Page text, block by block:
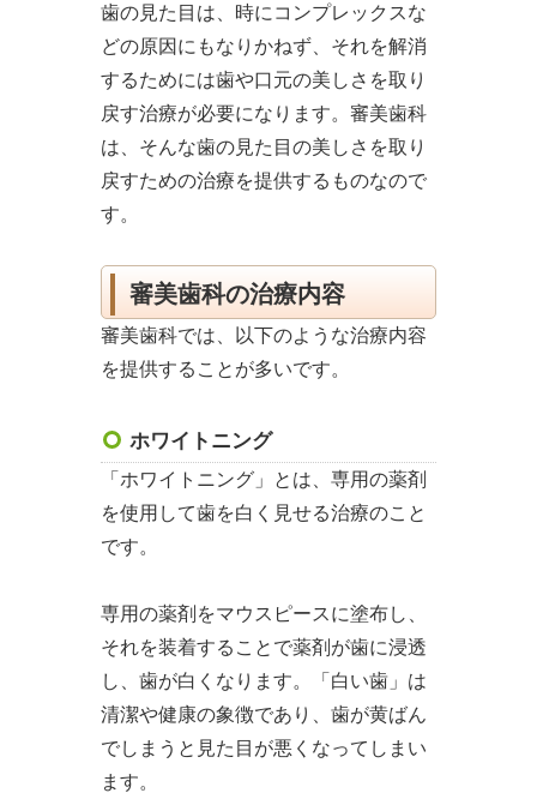
歯の見た目は、時にコンプレックスな
どの原因にもなりかねず、それを解消
するためには歯や口元の美しさを取り
戻す治療が必要になります。審美歯科
は、そんな歯の見た目の美しさを取り
戻すための治療を提供するものなので
す。
審美歯科の治療内容
審美歯科では、以下のような治療内容
を提供することが多いです。
ホワイトニング
「ホワイトニング」とは、専用の薬剤
を使用して歯を白く見せる治療のこと
です。
専用の薬剤をマウスピースに塗布し、
それを装着することで薬剤が歯に浸透
し、歯が白くなります。「白い歯」は
清潔や健康の象徴であり、歯が黄ばん
でしまうと見た目が悪くなってしまい
ます。